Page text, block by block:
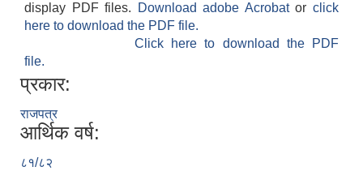
display PDF files.
Download adobe Acrobatorclick
here to download the PDF file.
Click here to download the PDF
file.
प्रकार:
राजपत्र
आर्थिक वर्ष:
८१/८२